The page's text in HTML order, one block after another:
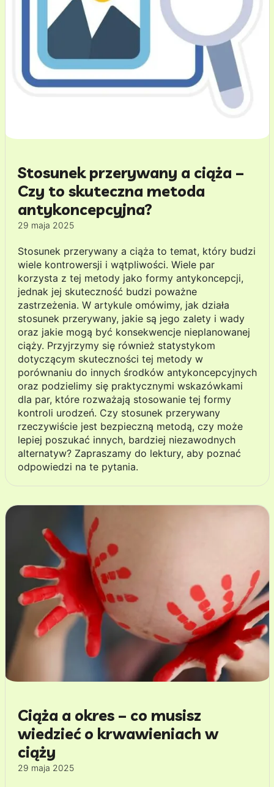
Stosunek przerywany a ciąża –
Czy to skuteczna metoda
antykoncepcyjna?
29 maja 2025
Stosunek przerywany a ciąża to temat, który budzi
wiele kontrowersji i wątpliwości. Wiele par
korzysta z tej metody jako formy antykoncepcji,
jednak jej skuteczność budzi poważne
zastrzeżenia. W artykule omówimy, jak działa
stosunek przerywany, jakie są jego zalety i wady
oraz jakie mogą być konsekwencje nieplanowanej
ciąży. Przyjrzymy się również statystykom
dotyczącym skuteczności tej metody w
porównaniu do innych środków antykoncepcyjnych
oraz podzielimy się praktycznymi wskazówkami
dla par, które rozważają stosowanie tej formy
kontroli urodzeń. Czy stosunek przerywany
rzeczywiście jest bezpieczną metodą, czy może
lepiej poszukać innych, bardziej niezawodnych
alternatyw? Zapraszamy do lektury, aby poznać
odpowiedzi na te pytania.
Ciąża a okres – co musisz
wiedzieć o krwawieniach w
ciąży
29 maja 2025